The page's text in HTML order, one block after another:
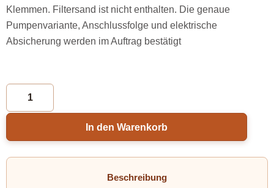
Klemmen. Filtersand ist nicht enthalten. Die genaue
Pumpenvariante, Anschlussfolge und elektrische
Absicherung werden im Auftrag bestätigt
In den Warenkorb
Beschreibung